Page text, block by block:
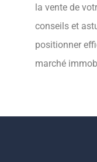
la vente de
conseils et
positionner
marché